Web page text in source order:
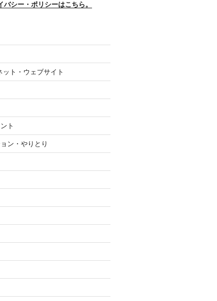
バシー・ポリシーはこちら。
ット・ウェブサイト
ト
ン・やりとり